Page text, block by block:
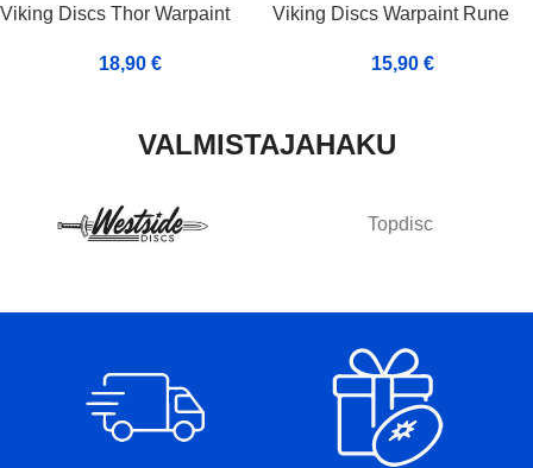
Viking Discs Thor Warpaint
18,90 €
Viking Discs Warpaint Rune
15,90 €
VALMISTAJAHAKU
Topdisc